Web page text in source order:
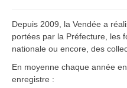
Depuis 2009, la Vendée a
portées par la Préfecture, les
nationale ou encore, des
En moyenne chaque année
enregistre :